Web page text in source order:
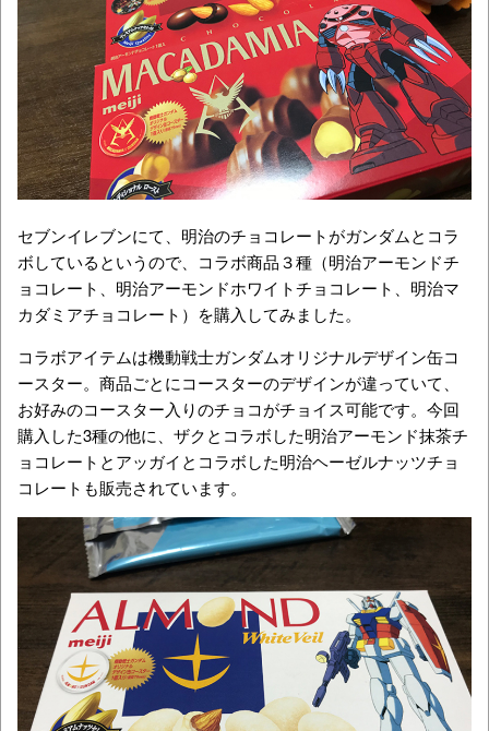
セブンイレブンにて、明治のチョコレートがガンダムとコラ
ボしているというので、コラボ商品３種（明治アーモンドチ
ョコレート、明治アーモンドホワイトチョコレート、明治マ
カダミアチョコレート）を購入してみました。
コラボアイテムは機動戦士ガンダムオリジナルデザイン缶コ
ースター。商品ごとにコースターのデザインが違っていて、
お好みのコースター入りのチョコがチョイス可能です。今回
購入した3種の他に、ザクとコラボした明治アーモンド抹茶チ
ョコレートとアッガイとコラボした明治ヘーゼルナッツチョ
コレートも販売されています。